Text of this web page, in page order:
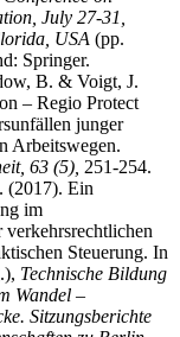
July 27-31,
USA (pp.
Springer.
B. & Voigt, J.
– Regio Protect
junger
Arbeitswegen.
63 (5), 251-254.
(2017). Ein
im
verkehrsrechtlichen
Steuerung. In
Technische Bildung
Wandel –
Sitzungsberichte